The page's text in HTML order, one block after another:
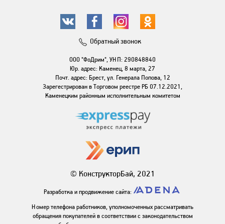
Обратный звонок
ООО "ФоДрим", УНП: 290848840
Юр. адрес: Каменец, 8 марта, 27
Почт. адрес: Брест, ул. Генерала Попова, 12
Зарегестрирован в Торговом реестре РБ 07.12.2021,
Каменецким районным исполнительным комитетом
© КонструкторБай, 2021
Разработка и продвижение сайта:
Номер телефона работников, уполномоченных рассматривать
обращения покупателей в соответствии с законодательством